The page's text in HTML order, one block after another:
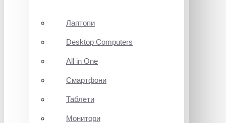
Лаптопи
Desktop Computers
All in One
Смартфони
Таблети
Монитори